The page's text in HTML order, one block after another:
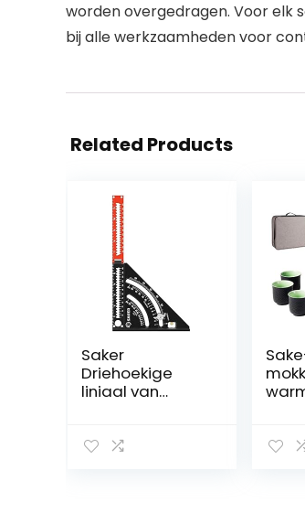
worden overgedragen. Voor elk
bij alle werkzaamheden voor
Related Products
Saker
Driehoekige
liniaal van
meten,